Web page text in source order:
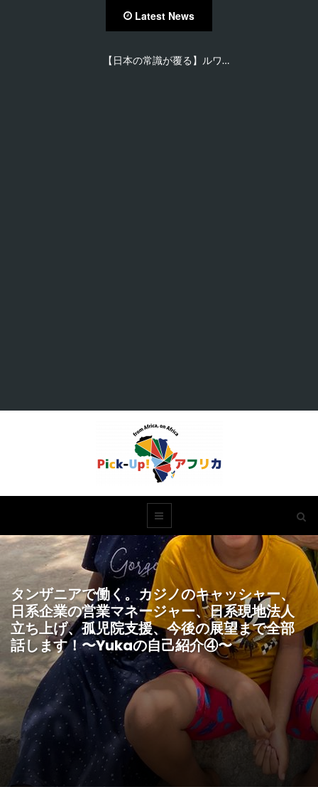
Latest News
【日本の常識が覆る】ルワ…
タンザニアで働く。カジノのキャッシャー、
日系企業の営業マネージャー、日系現地法人
立ち上げ、孤児院支援、今後の展望まで全部
話します！〜Yukaの自己紹介④〜